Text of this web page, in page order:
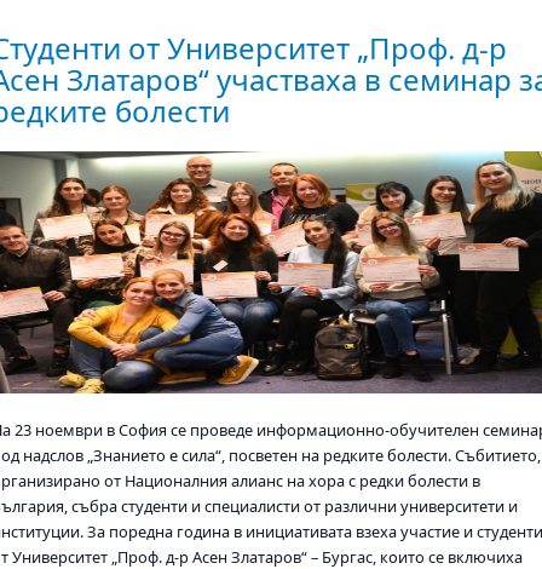
от Университет „Проф. д-р
Златаров“ участваха в семинар
болести
23 ноември в София се проведе информационно-обучителен
надслов „Знанието е сила“, посветен на редките болести. Събитието,
от Националния алианс на хора с редки болести в
събра студенти и специалисти от различни университети и
За поредна година в инициативата взеха участие и
Университет „Проф. д-р Асен Златаров“ – Бургас, които се включиха